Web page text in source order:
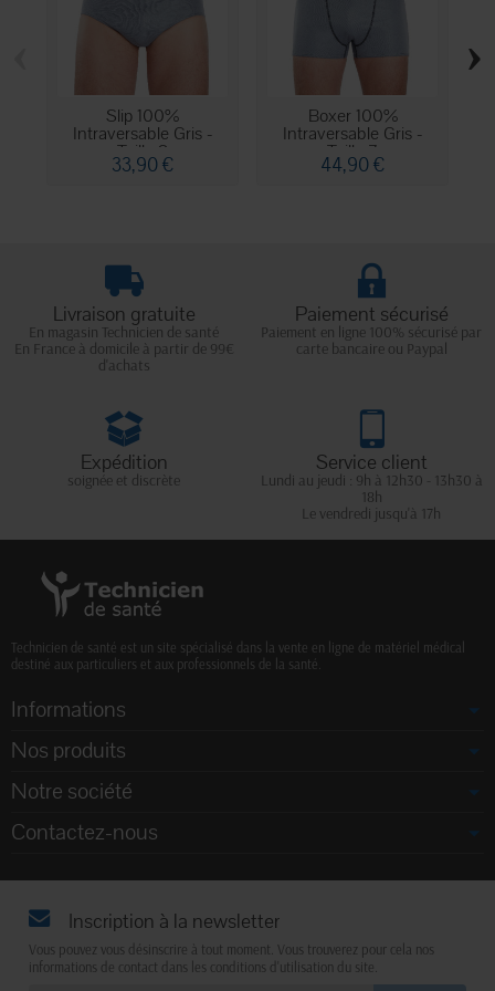
Slip 100%
Intraversable Gris -
Taille 2
33,90 €
Boxer 100%
Intraversable Gris -
Taille 7
44,90 €
›
Livraison gratuite
En magasin Technicien de santé
En France à domicile à partir de 99€
d'achats
Paiement sécurisé
Paiement en ligne 100% sécurisé par
carte bancaire ou Paypal
Expédition
soignée et discrète
Service client
Lundi au jeudi : 9h à 12h30 - 13h30 à
18h
Le vendredi jusqu'à 17h
Technicien de santé est un site spécialisé dans la vente en ligne de matériel médical
destiné aux particuliers et aux professionnels de la santé.
Informations
Nos produits
Notre société
Contactez-nous
Inscription à la newsletter
Vous pouvez vous désinscrire à tout moment. Vous trouverez pour cela nos
informations de contact dans les conditions d'utilisation du site.